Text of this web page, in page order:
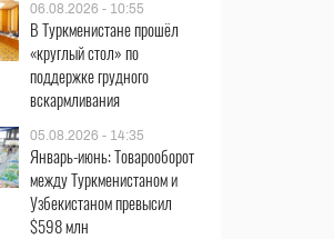
06.08.2026 - 10:55
В Туркменистане прошёл
«круглый стол» по
поддержке грудного
вскармливания
05.08.2026 - 14:35
Январь-июнь: Товарооборот
между Туркменистаном и
Узбекистаном превысил
$598 млн